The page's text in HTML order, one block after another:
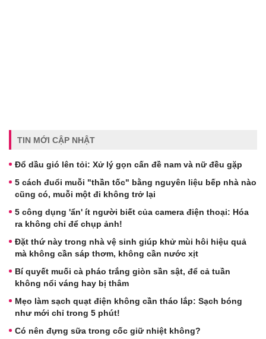
TIN MỚI CẬP NHẬT
Đổ dầu gió lên tỏi: Xử lý gọn cấn đề nam và nữ đều gặp
5 cách đuổi muỗi "thần tốc" bằng nguyên liệu bếp nhà nào
cũng có, muỗi một đi không trở lại
5 công dụng 'ẩn' ít người biết của camera điện thoại: Hóa
ra không chỉ để chụp ảnh!
Đặt thứ này trong nhà vệ sinh giúp khử mùi hôi hiệu quả
mà không cần sáp thơm, không cần nước xịt
Bí quyết muối cà pháo trắng giòn sần sật, để cả tuần
không nổi váng hay bị thâm
Mẹo làm sạch quạt điện không cần tháo lắp: Sạch bóng
như mới chỉ trong 5 phút!
Có nên đựng sữa trong cốc giữ nhiệt không?